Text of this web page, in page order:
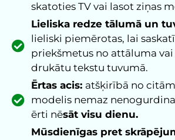
skatoties TV vai lasot ziņas
Lieliska redze tālumā un
lieliski piemērotas, lai
priekšmetus no attāluma vai
drukātu tekstu tuvumā.
Ērtas acis: atšķirībā no
modelis nemaz
ērti nēsāt visu dienu.
Mūsdienīgas pret